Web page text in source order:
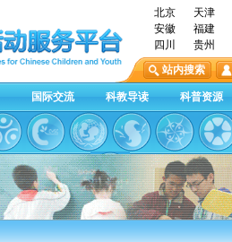
北京 天津
安徽
福建
四川
贵州
站内搜索
国际交流 科教导读 科普资源